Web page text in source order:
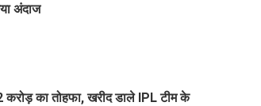
अंदाज
का तोहफा, खरीद डाले IPL टीम के